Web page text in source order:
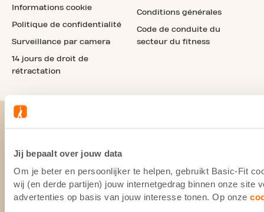
Jij bepaalt over jouw data
Om je beter en persoonlijker te helpen, gebruikt Basic-Fit
wij (en derde partijen) jouw internetgedrag binnen onze site
advertenties op basis van jouw interesse tonen. Op onze
Informations cookie
Politique de confidentialité
Surveillance par camera
14 jours de droit de
rétractation
Conditions générales
Code de conduite du
secteur du fitness